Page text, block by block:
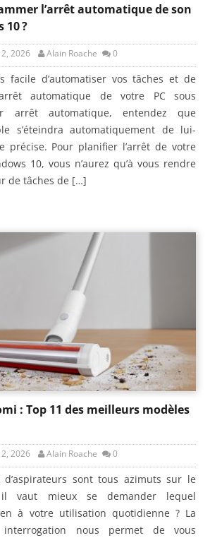
l’arrêt automatique de son
10 ?
2026 Alain Roache 0
facile d’automatiser vos tâches et de
automatique de votre PC sous
arrêt automatique, entendez que
s’éteindra automatiquement de lui-
précise. Pour planifier l’arrêt de votre
10, vous n’aurez qu’à vous rendre
de tâches de […]
: Top 11 des meilleurs modèles
2026 Alain Roache 0
d’aspirateurs sont tous azimuts sur le
il vaut mieux se demander lequel
à votre utilisation quotidienne ? La
nous permet de vous